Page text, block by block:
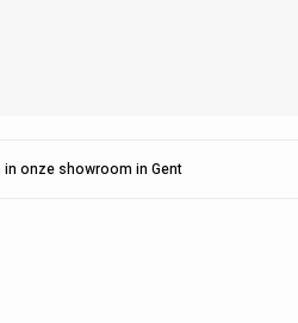
in onze showroom in Gent